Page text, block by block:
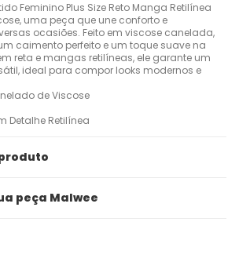
Feminino Plus Size Reto Manga Retilínea
uma peça que une conforto e
ocasiões. Feito em viscose canelada,
caimento perfeito e um toque suave na
reta e mangas retilíneas, ele garante um
ideal para compor looks modernos e
de Viscose
Detalhe Retilínea
peça Malwee